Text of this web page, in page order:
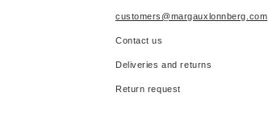
customers@margauxlonnberg.com
Contact us
Deliveries and returns
Return request